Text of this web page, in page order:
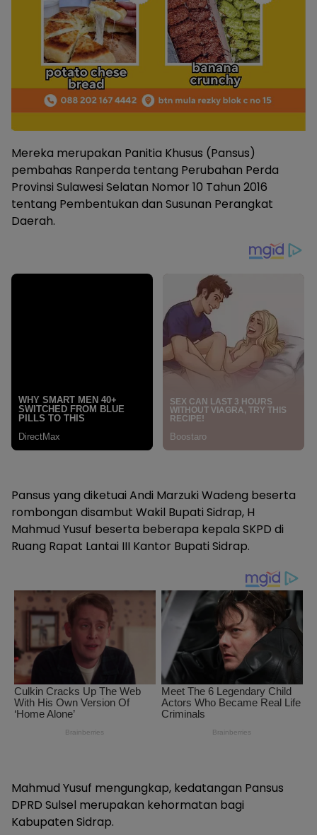
Mereka merupakan Panitia Khusus (Pansus)
pembahas Ranperda tentang Perubahan Perda
Provinsi Sulawesi Selatan Nomor 10 Tahun 2016
tentang Pembentukan dan Susunan Perangkat
Daerah.
Pansus yang diketuai Andi Marzuki Wadeng beserta
rombongan disambut Wakil Bupati Sidrap, H
Mahmud Yusuf beserta beberapa kepala SKPD di
Ruang Rapat Lantai III Kantor Bupati Sidrap.
Mahmud Yusuf mengungkap, kedatangan Pansus
DPRD Sulsel merupakan kehormatan bagi
Kabupaten Sidrap.